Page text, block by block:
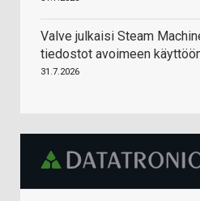
Valve julkaisi Steam
tiedostot avoimeen
31.7.2026